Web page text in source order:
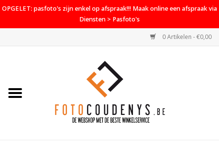
OPGELET: pasfoto's zijn enkel op afspraak!!! Maak online een afspraak via
Diensten > Pasfoto's
0 Artikelen - €0,00
Home